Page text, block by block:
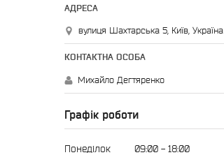
вулиця Шахтарська 5, Київ, Україна
Михайло Дегтяренко
Графік роботи
Понеділок 09:00
18:00